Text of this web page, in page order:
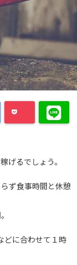
げるでしょう。
ず食事時間と休憩
どに合わせて１時